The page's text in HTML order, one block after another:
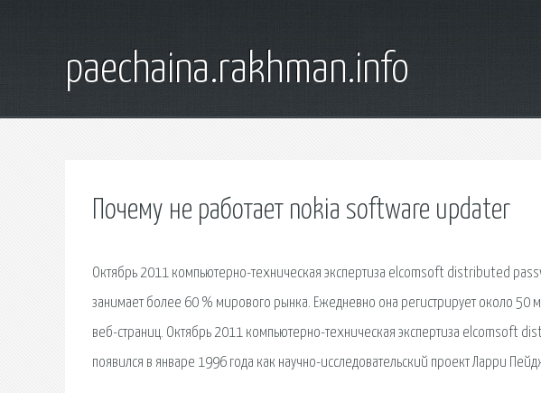
paechaina.rakhman.info
Почему не работает nokia software updater
Октябрь 2011 компьютерно-техническая экспертиза elcomsoft distributed
занимает более 60 % мирового рынка. Ежедневно она регистрирует около 50
веб-страниц. Октябрь 2011 компьютерно-техническая экспертиза elcomsoft
появился в январе 1996 года как научно-исследовательский проект Ларри